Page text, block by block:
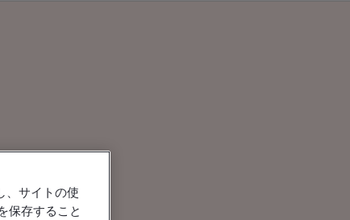
、サイトの使
保存すること